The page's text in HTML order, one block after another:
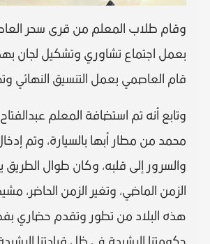
وقام طلاب المعلم من قرى سحر
بعمل اجتماع تشاوري وتشكيل لجان
قام العاصمي بعمل التنسيق النهائي
وتابع أنه تم استضافة المعلم
محمد من مطار أبها بالسيارة، وتم
والسرور إلى قلبه، وكان طوال
الزمن الماضي، وتغير الزمن الحاضر،
هذه البلاد من تطور وتقدم حضاري